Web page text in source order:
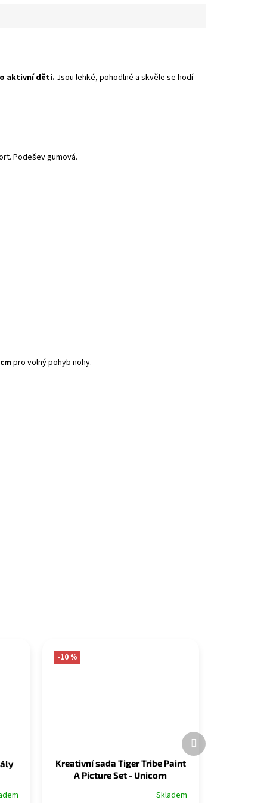
-10 %
Kreativní sada Tiger Tribe Paint
A Picture Set - Unicorn
Skladem
Další
produkt
aktivní děti. Jsou lehké, pohodlné a skvěle se hodí
Podešev gumová.
pro volný pohyb nohy.